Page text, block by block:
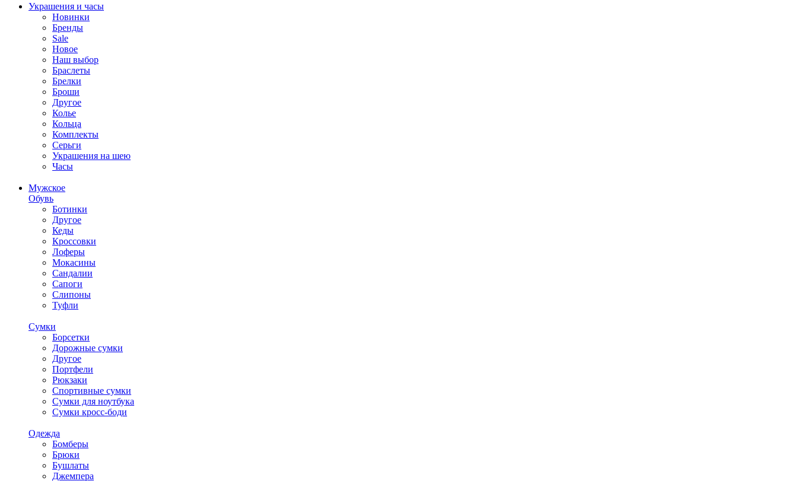
Украшения и часы
Новинки
Бренды
Sale
Новое
Наш выбор
Браслеты
Брелки
Броши
Другое
Колье
Кольца
Комплекты
Серьги
Украшения на шею
Часы
Мужское
Обувь
Ботинки
Другое
Кеды
Кроссовки
Лоферы
Мокасины
Сандалии
Сапоги
Слипоны
Туфли
Сумки
Борсетки
Дорожные сумки
Другое
Портфели
Рюкзаки
Спортивные сумки
Сумки для ноутбука
Сумки кросс-боди
Одежда
Бомберы
Брюки
Бушлаты
Джемпера